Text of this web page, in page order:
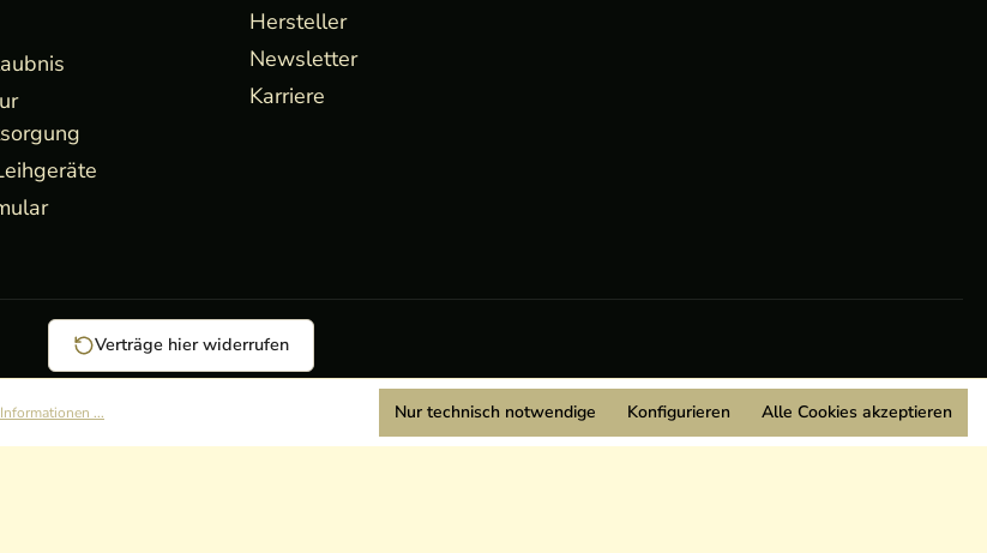
Hersteller
Newsletter
Karriere
Verträge hier widerrufen
Wir sind Mitglied:
... Nur technisch notwendige Konfigurieren Alle Cookies akzeptieren